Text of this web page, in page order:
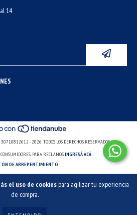
el uso de cookiespara agilizar tu experiencia
de compra.
14
- 2026. TODOS LOS DERECHOS RESERVADOS.
PARA RECLAMOSINGRESÁ ACÁ.
DE ARREPENTIMIENTO